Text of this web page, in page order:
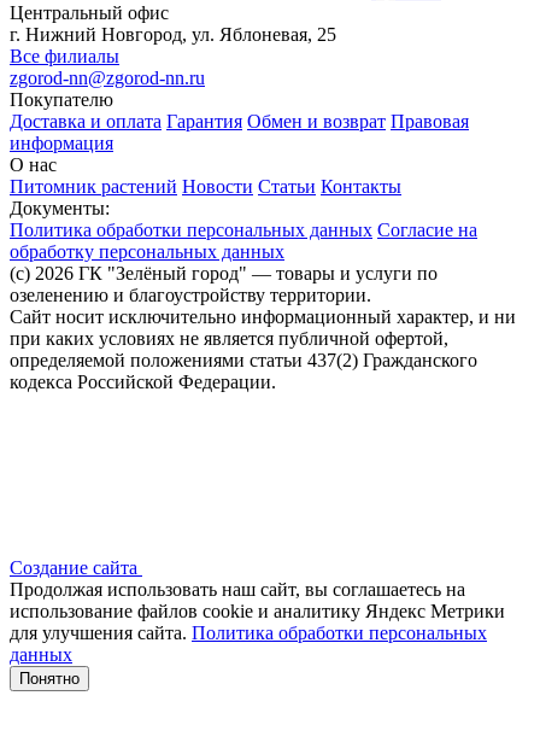
Центральный офис
г. Нижний Новгород, ул. Яблоневая, 25
Все филиалы
zgorod-nn@zgorod-nn.ru
Покупателю
Доставка и оплата Гарантия Обмен и возврат Правовая
информация
О нас
Питомник растений Новости Статьи Контакты
Документы:
Политика обработки персональных данных Согласие на
обработку персональных данных
(c) 2026 ГК "Зелёный город" — товары и услуги по
озеленению и благоустройству территории.
Сайт носит исключительно информационный характер, и ни
при каких условиях не является публичной офертой,
определяемой положениями статьи 437(2) Гражданского
кодекса Российской Федерации.
Создание сайта
Продолжая использовать наш сайт, вы соглашаетесь на
использование файлов сооkіе и аналитику Яндекс Метрики
для улучшения сайта. Политика обработки персональных
данных
Понятно